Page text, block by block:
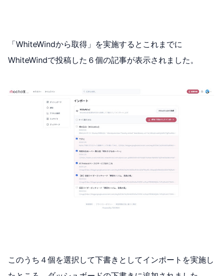
「WhiteWindから取得」を実施するとこれまでに
WhiteWindで投稿した６個の記事が表示されました。
このうち４個を選択して下書きとしてインポートを実施し